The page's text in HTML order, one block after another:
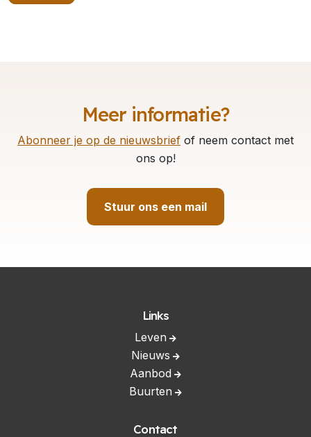
Meer informatie?
Abonneer je op de nieuwsbrief of neem contact met
ons op!
Stuur ons een mail
Links
Leven
Nieuws
Aanbod
Buurten
Contact